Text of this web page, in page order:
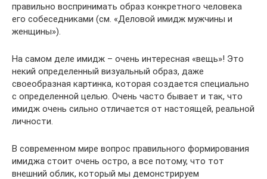
правильно воспринимать образ конкретного человека
его собеседниками (см. «Деловой имидж мужчины и
женщины»).
На самом деле имидж – очень интересная «вещь»! Это
некий определенный визуальный образ, даже
своеобразная картинка, которая создается специально
с определенной целью. Очень часто бывает и так, что
имидж очень сильно отличается от настоящей, реальной
личности.
В современном мире вопрос правильного формирования
имиджа стоит очень остро, а все потому, что тот
внешний облик, который мы демонстрируем